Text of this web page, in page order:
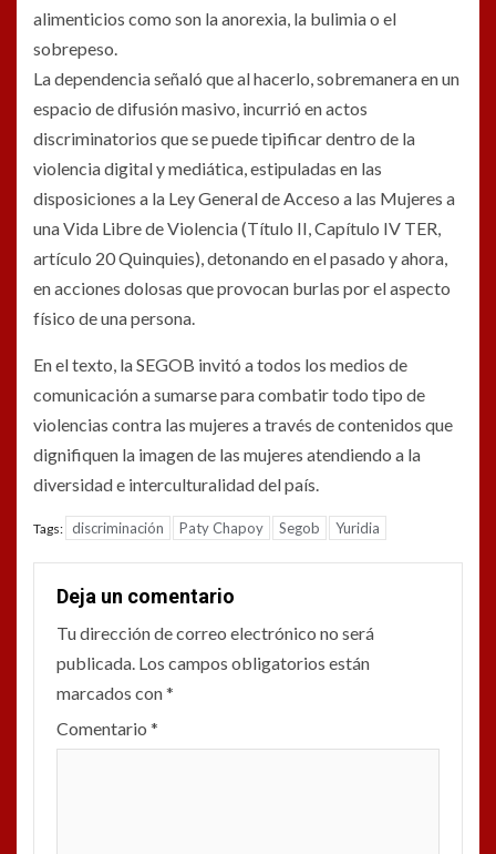
alimenticios como son la anorexia, la bulimia o el
sobrepeso.
La dependencia señaló que al hacerlo, sobremanera en un
espacio de difusión masivo, incurrió en actos
discriminatorios que se puede tipificar dentro de la
violencia digital y mediática, estipuladas en las
disposiciones a la Ley General de Acceso a las Mujeres a
una Vida Libre de Violencia (Título II, Capítulo IV TER,
artículo 20 Quinquies), detonando en el pasado y ahora,
en acciones dolosas que provocan burlas por el aspecto
físico de una persona.
En el texto, la SEGOB invitó a todos los medios de
comunicación a sumarse para combatir todo tipo de
violencias contra las mujeres a través de contenidos que
dignifiquen la imagen de las mujeres atendiendo a la
diversidad e interculturalidad del país.
Tags: discriminación Paty Chapoy Segob Yuridia
Deja un comentario
Tu dirección de correo electrónico no será
publicada. Los campos obligatorios están
marcados con*
Comentario *